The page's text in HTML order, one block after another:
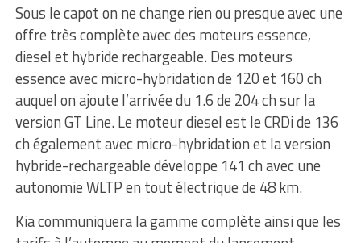
Sous le capot on ne change rien ou presque avec une
offre très complète avec des moteurs essence,
diesel et hybride rechargeable. Des moteurs
essence avec micro-hybridation de 120 et 160 ch
auquel on ajoute l’arrivée du 1.6 de 204 ch sur la
version GT Line. Le moteur diesel est le CRDi de 136
ch également avec micro-hybridation et la version
hybride-rechargeable développe 141 ch avec une
autonomie WLTP en tout électrique de 48 km.
Kia communiquera la gamme complète ainsi que les